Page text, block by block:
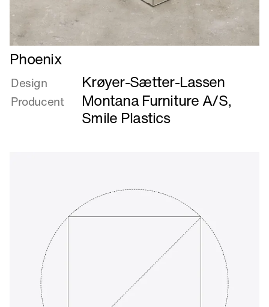
Læs
mere
om
Phoenix
Phoenix
Design Krøyer-Sætter-Lassen
Producent Montana Furniture A/S,
Smile Plastics